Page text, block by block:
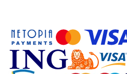
Memorii USB
SD Card-uri
Tablete